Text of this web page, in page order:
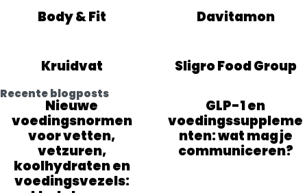
Body & Fit Davitamon
Kruidvat Sligro Food Group
Recente blogposts
Nieuwe
voedingsnormen
voor vetten,
vetzuren,
koolhydraten en
voedingsvezels:
GLP-1 en
voedingssuppleme
nten: wat mag je
communiceren?